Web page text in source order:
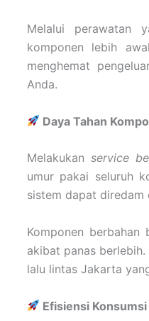
Melalui perawatan
komponen lebih
menghemat
Anda.
Daya Tahan
Melakukan service
umur pakai seluruh
sistem dapat diredam
Komponen
akibat panas
lalu lintas Jakarta
Efisiensi